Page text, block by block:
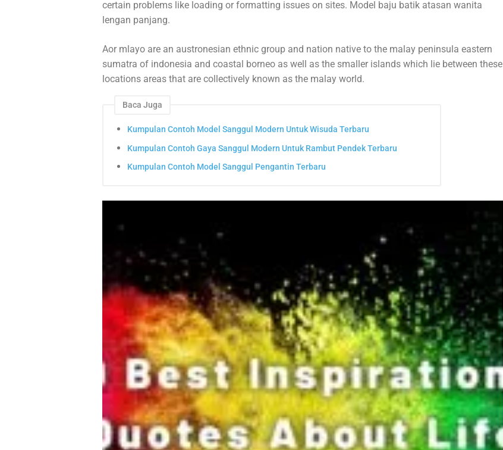
certain problems like loading or formatting issues on sites. Model baju batik atasan wanita
lengan panjang.
Aor mlayo are an austronesian ethnic group and nation native to the malay peninsula eastern
sumatra of indonesia and coastal borneo as well as the smaller islands which lie between these
locations areas that are collectively known as the malay world.
Baca Juga
Kumpulan Contoh Model Sanggul Modern Untuk Wisuda Terbaru
Kumpulan Contoh Gaya Sanggul Modern Untuk Rambut Pendek Terbaru
Kumpulan Contoh Model Sanggul Pengantin Terbaru